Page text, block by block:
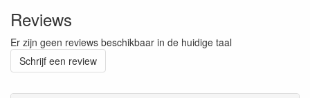
Reviews
Er zijn geen reviews beschikbaar in de huidige taal
Schrijf een review